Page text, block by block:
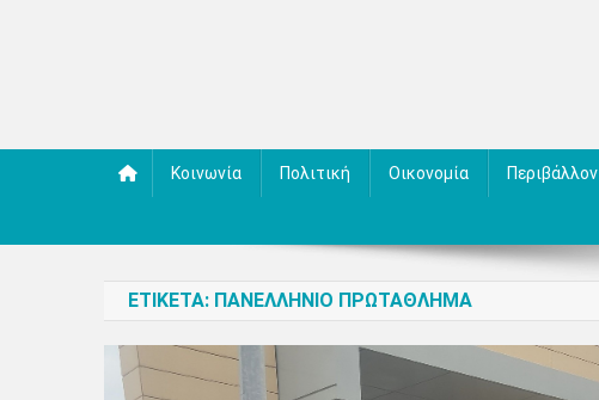
Κοινωνία Πολιτική Οικονομία Περιβάλλον
ΕΤΙΚΈΤΑ: ΠΑΝΕΛΛΉΝΙΟ ΠΡΩΤΆΘΛΗΜΑ